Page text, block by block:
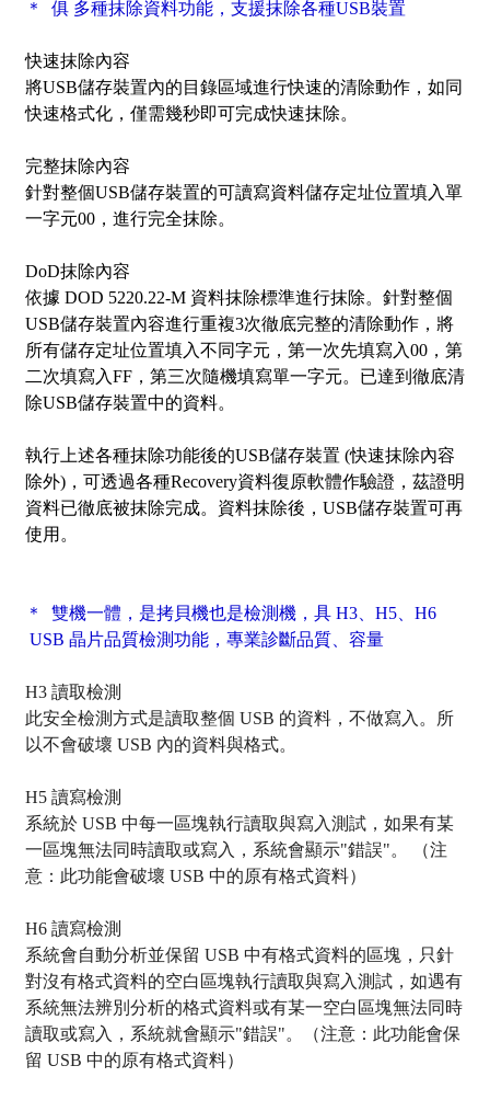
＊ 俱 多種抹除資料功能，支援抹除各種USB裝置
快速抹除內容
將USB儲存裝置內的目錄區域進行快速的清除動作，如同
快速格式化，僅需幾秒即可完成快速抹除。
完整抹除內容
針對整個USB儲存裝置的可讀寫資料儲存定址位置填入單
一字元00，進行完全抹除。
DoD抹除內容
依據 DOD 5220.22-M 資料抹除標準進行抹除。針對整個
USB儲存裝置內容進行重複3次徹底完整的清除動作，將
所有儲存定址位置填入不同字元，第一次先填寫入00，第
二次填寫入FF，第三次隨機填寫單一字元。已達到徹底清
除USB儲存裝置中的資料。
執行上述各種抹除功能後的USB儲存裝置 (快速抹除內容
除外)，可透過各種Recovery資料復原軟體作驗證，茲證明
資料已徹底被抹除完成。資料抹除後，USB儲存裝置可再
使用。
＊ 雙機一體，是拷貝機也是檢測機，具H3、H5、H6
USB 晶片品質檢測功能，專業診斷品質、容量
H3 讀取檢測
此安全檢測方式是讀取整個 USB 的資料，不做寫入。所
以不會破壞 USB 內的資料與格式。
H5 讀寫檢測
系統於 USB 中每一區塊執行讀取與寫入測試，如果有某
一區塊無法同時讀取或寫入，系統會顯示"錯誤"。 （注
意：此功能會破壞 USB 中的原有格式資料）
H6 讀寫檢測
系統會自動分析並保留 USB 中有格式資料的區塊，只針
對沒有格式資料的空白區塊執行讀取與寫入測試，如遇有
系統無法辨別分析的格式資料或有某一空白區塊無法同時
讀取或寫入，系統就會顯示"錯誤"。（注意：此功能會保
留 USB 中的原有格式資料）